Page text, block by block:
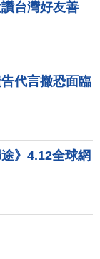
台灣好友善
代言撤恐面臨
》4.12全球網